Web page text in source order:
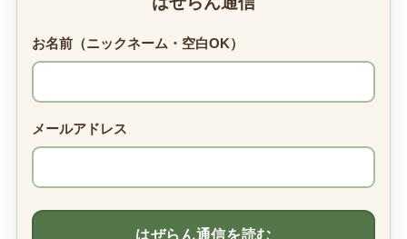
お名前（ニックネーム・空白OK）
メールアドレス